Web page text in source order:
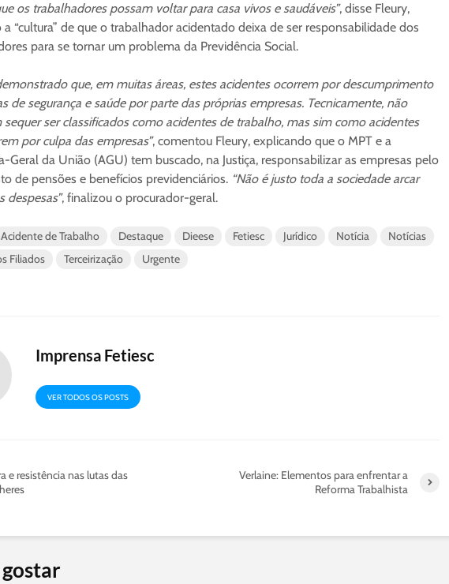
os trabalhadores possam voltar para casa vivos e saudáveis”, disse Fleury,
a “cultura” de que o trabalhador acidentado deixa de ser responsabilidade dos
para se tornar um problema da Previdência Social.
que, em muitas áreas, estes acidentes ocorrem por descumprimento
de segurança e saúde por parte das próprias empresas. Tecnicamente, não
sequer ser classificados como acidentes de trabalho, mas sim como acidentes
por culpa das empresas”, comentou Fleury, explicando que o MPT e a
Geral da União (AGU) tem buscado, na Justiça, responsabilizar as empresas pelo
de pensões e benefícios previdenciários. “Não é justo toda a sociedade arcar
despesas”, finalizou o procurador-geral.
Acidente de Trabalho Destaque Dieese Fetiesc Jurídico Notícia
Notícias
Filiados
Terceirização Urgente
Imprensa Fetiesc
VER TODOS OS POSTS
e resistência nas lutas das
Verlaine: Elementos para enfrentar a
Reforma Trabalhista